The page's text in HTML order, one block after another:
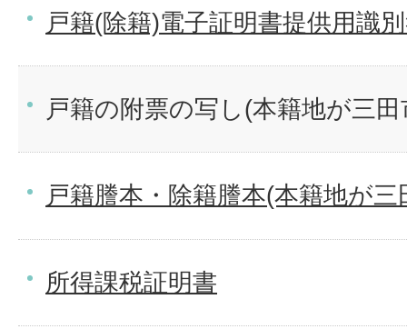
戸籍(除籍)電子証明書提供用識
戸籍の附票の写し(本籍地が三田
戸籍謄本・除籍謄本(本籍地が三
所得課税証明書